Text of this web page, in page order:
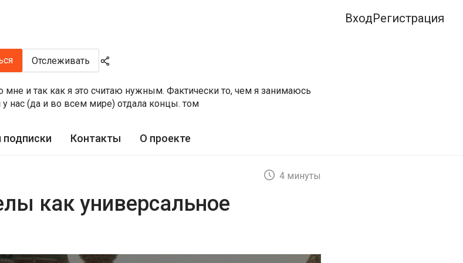
ВходРегистрация
Отслеживать
мне и так как я это считаю нужным. Фактически то, чем я занимаюсь
у нас (да и во всем мире) отдала концы. том
подписки Контакты О проекте
4 минуты
как универсальное